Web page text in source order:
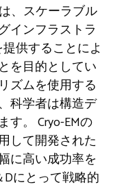
、スケーラブル
インフラストラ
供することによ
を目的としてい
ズムを使用する
科学者は構造デ
す。 Cryo-EMの
して開発された
に高い成功率を
にとって戦略的